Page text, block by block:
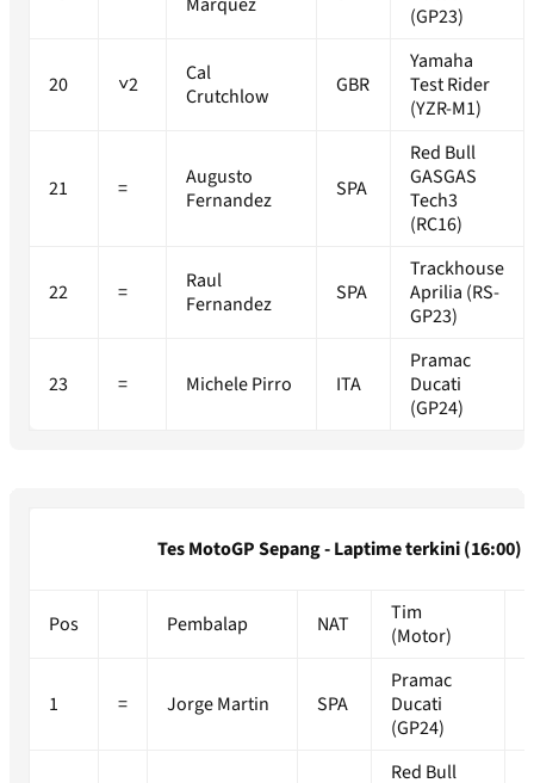
(GP23)
20 ˅2
Cal
Crutchlow
GBR
Yamaha
Test Rider
(YZR-M1)
21 =
Augusto
Fernandez
SPA
Red Bull
GASGAS
Tech3
(RC16)
22 =
Raul
Fernandez
SPA
Trackhouse
Aprilia (RS-
GP23)
23 = Michele Pirro ITA
Pramac
Ducati
(GP24)
Tes MotoGP Sepang - Laptime terkini (16:00)
Pos Pembalap NAT
Tim
(Motor)
1 = Jorge Martin SPA
Pramac
Ducati
(GP24)
Red Bull